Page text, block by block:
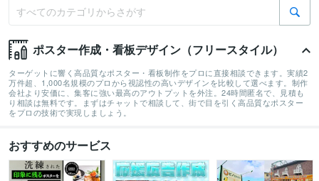
ポスター作成・看板デザイン（フリースタイル）
ターゲットに響く高品質なポスター・看板制作をプロに直接相談できます。実績2
万件超、1,000名規模のプロから視認性の高いデザインを比較して選べます。制作
会社より安価に、集客に強い最高のアウトプットを外注。24時間匿名で、見積も
り相談は無料です。まずはチャットで相談して、街で目を引く高品質なポスター
をプロの技術で実現しましょう。
おすすめのサービス